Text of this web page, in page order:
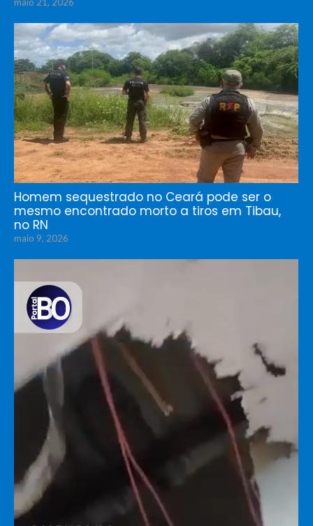
Homem sequestrado no Ceará pode ser o
mesmo encontrado morto a tiros em Tibau,
no RN
maio 9, 2026